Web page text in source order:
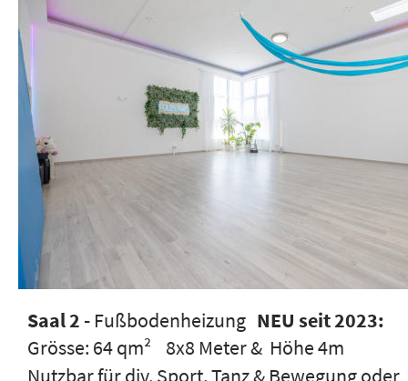
Saal 2 - Fußbodenheizung NEU seit 2023:
Grösse: 64 qm²    8x8 Meter &  Höhe 4m
Nutzbar für div. Sport, Tanz & Bewegung oder